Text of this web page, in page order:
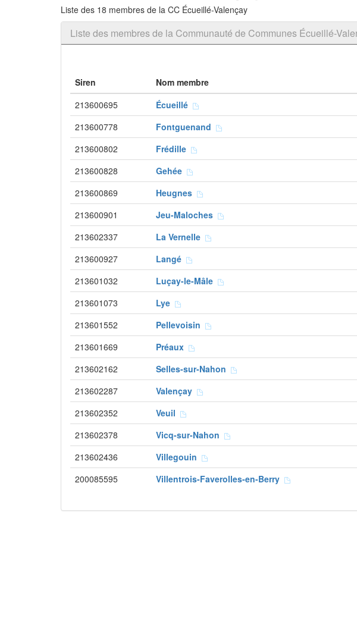
Liste des 18 membres de la CC Écueillé-Valençay
Liste des membres de la Communauté de Communes Écueillé-
Siren Nom membre
213600695
Écueillé
213600778 Fontguenand
213600802 Frédille
213600828 Gehée
213600869 Heugnes
213600901 Jeu-Maloches
213602337 La Vernelle
213600927 Langé
213601032 Luçay-le-Mâle
213601073 Lye
213601552 Pellevoisin
213601669 Préaux
213602162 Selles-sur-Nahon
213602287 Valençay
213602352 Veuil
213602378 Vicq-sur-Nahon
213602436 Villegouin
200085595 Villentrois-Faverolles-en-Berry